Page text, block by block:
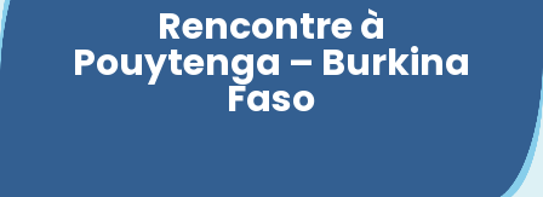
Rencontre à
Pouytenga – Burkina
Faso